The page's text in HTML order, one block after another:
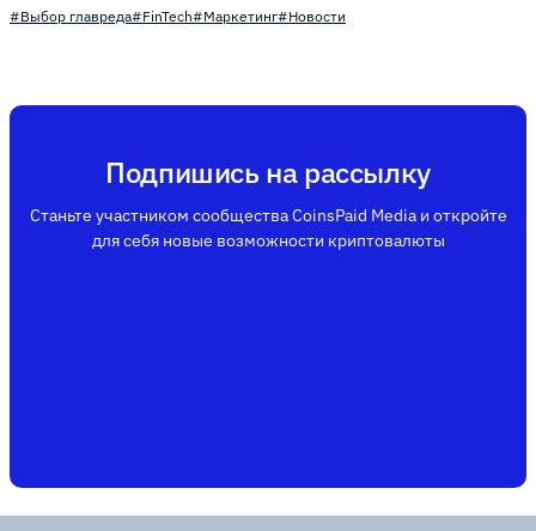
#Выбор главреда#FinTech#Маркетинг#Новости
Подпишись на рассылку
Станьте участником сообщества CoinsPaid Media и откройте
для себя новые возможности криптовалюты